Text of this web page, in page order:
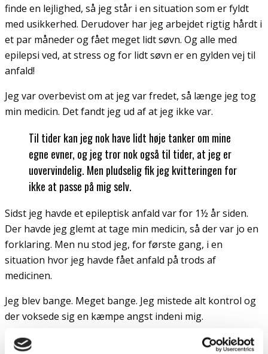
finde en lejlighed, så jeg står i en situation som er fyldt
med usikkerhed. Derudover har jeg arbejdet rigtig hårdt i
et par måneder og fået meget lidt søvn. Og alle med
epilepsi ved, at stress og for lidt søvn er en gylden vej til
anfald!
Jeg var overbevist om at jeg var fredet, så længe jeg tog
min medicin. Det fandt jeg ud af at jeg ikke var.
Til tider kan jeg nok have lidt høje tanker om mine
egne evner, og jeg tror nok også til tider, at jeg er
uovervindelig. Men pludselig fik jeg kvitteringen for
ikke at passe på mig selv.
Sidst jeg havde et epileptisk anfald var for 1½ år siden.
Der havde jeg glemt at tage min medicin, så der var jo en
forklaring. Men nu stod jeg, for første gang, i en
situation hvor jeg havde fået anfald på trods af
medicinen.
Jeg blev bange. Meget bange. Jeg mistede alt kontrol og
der voksede sig en kæmpe angst indeni mig.
Egentlig troede jeg ikke, at min epilepsi nogensinde